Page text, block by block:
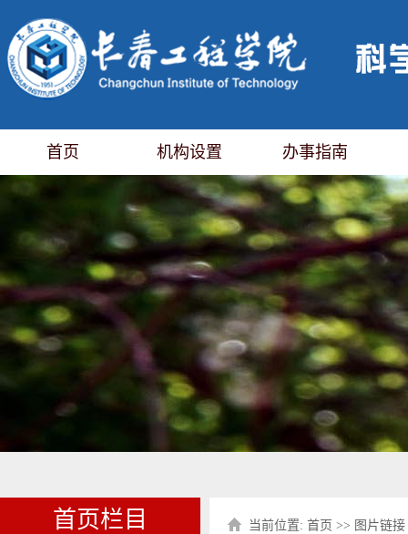
首页 机构设置 办事指南
首页栏目 当前位置: 首页 >> 图片链接